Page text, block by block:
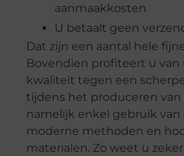
aanmaakkosten
U betaalt geen
Dat zijn een aantal hele
Bovendien profiteert u
kwaliteit tegen een
tijdens het produceren
namelijk enkel gebruik van
moderne methoden en
materialen. Zo weet u